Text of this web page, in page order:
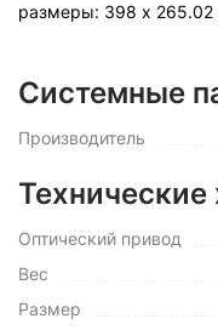
pазмеры: 398 х
Системные
Производитель
Технические
Оптический привод
Вес
Размер